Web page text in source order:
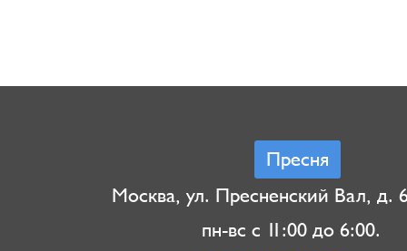
Пресня
Москва, ул. Пресненский Вал, д.
пн-вс с 11:00 до 6:00.